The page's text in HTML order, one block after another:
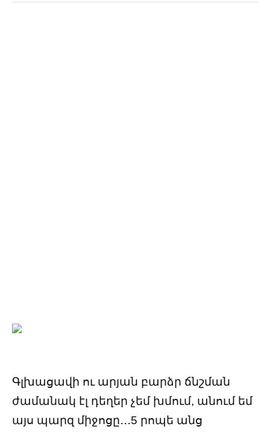
Գլխացավի ու արյան բարձր ճնշման
ժամանակ էլ դեղեր չեմ խմում, անում եմ
այս պարզ միջոցը․․․5 րոպե անց